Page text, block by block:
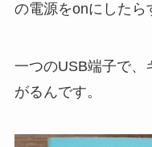
の電源をonにしたら
一つのUSB端子で、
がるんです。